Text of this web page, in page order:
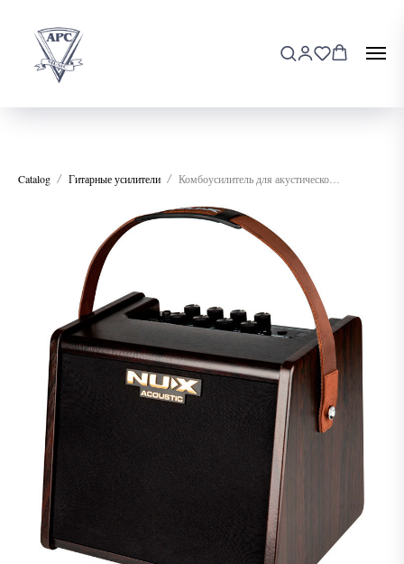
Catalog Гитарные усилители